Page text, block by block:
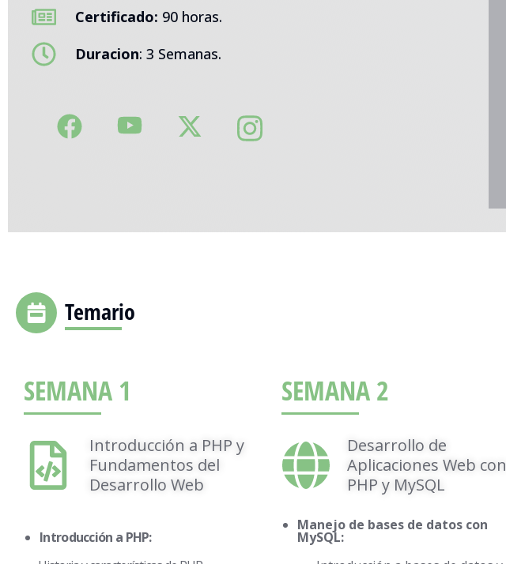
Certificado: 90 horas.
Duracion: 3 Semanas.
Temario
SEMANA 1
Introducción a PHP y
Fundamentos del
Desarrollo Web
Introducción a PHP:
SEMANA 2
Desarrollo de
Aplicaciones Web con
PHP y MySQL
Manejo de bases de datos con
MySQL: